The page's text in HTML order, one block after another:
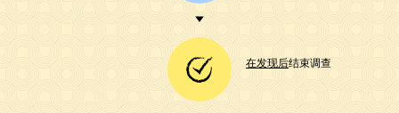
在发现后结束调查